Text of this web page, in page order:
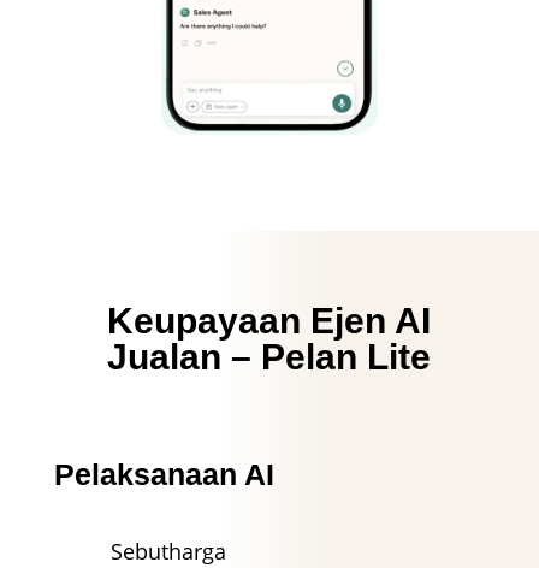
Keupayaan Ejen AI
Jualan – Pelan Lite
Pelaksanaan AI
Sebutharga